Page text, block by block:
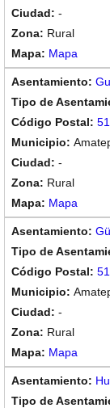
-
Rural
Mapa
-
Rural
Mapa
-
Rural
Mapa